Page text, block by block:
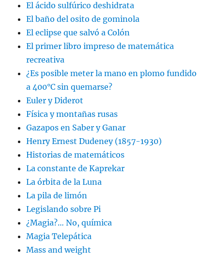
El ácido sulfúrico deshidrata
El baño del osito de gominola
El eclipse que salvó a Colón
El primer libro impreso de matemática
recreativa
¿Es posible meter la mano en plomo fundido
a 400°C sin quemarse?
Euler y Diderot
Física y montañas rusas
Gazapos en Saber y Ganar
Henry Ernest Dudeney (1857-1930)
Historias de matemáticos
La constante de Kaprekar
La órbita de la Luna
La pila de limón
Legislando sobre Pi
¿Magia?… No, química
Magia Telepática
Mass and weight